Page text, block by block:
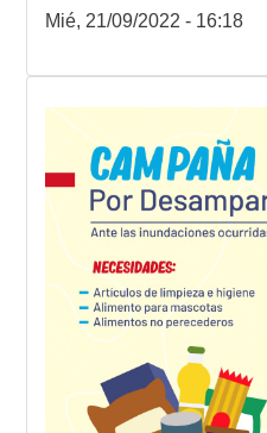
Mié, 21/09/2022 - 16:18